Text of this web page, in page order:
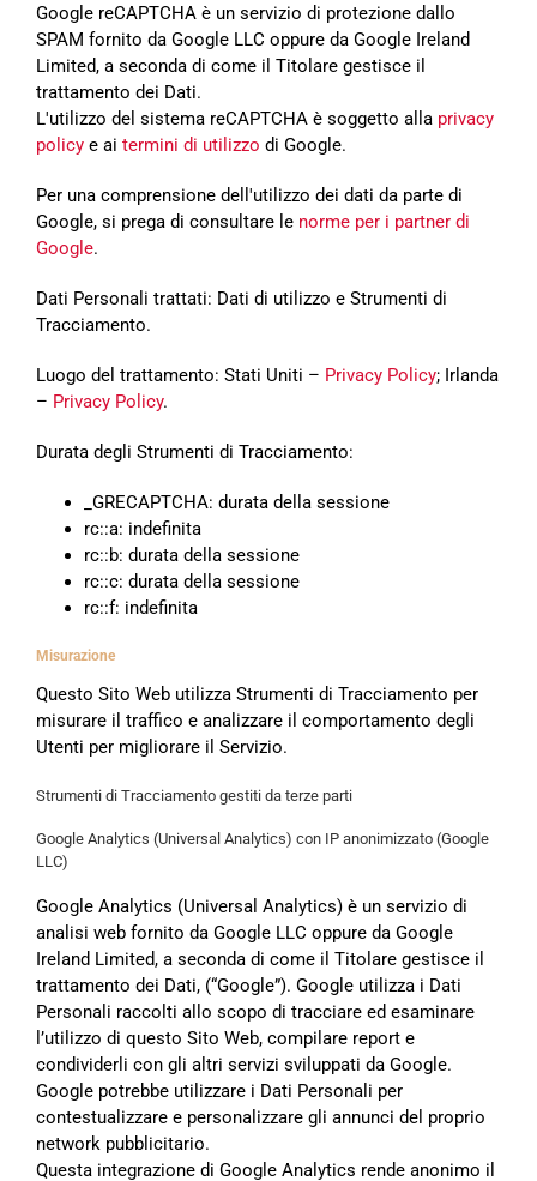
Google reCAPTCHA è un servizio di protezione dallo
SPAM fornito da Google LLC oppure da Google Ireland
Limited, a seconda di come il Titolare gestisce il
trattamento dei Dati.
L'utilizzo del sistema reCAPTCHA è soggetto alla privacy
policy e ai termini di utilizzo di Google.
Per una comprensione dell'utilizzo dei dati da parte di
Google, si prega di consultare le norme per i partner di
Google.
Dati Personali trattati: Dati di utilizzo e Strumenti di
Tracciamento.
Luogo del trattamento: Stati Uniti – Privacy Policy; Irlanda
– Privacy Policy.
Durata degli Strumenti di Tracciamento:
_GRECAPTCHA: durata della sessione
rc::a: indefinita
rc::b: durata della sessione
rc::c: durata della sessione
rc::f: indefinita
Misurazione
Questo Sito Web utilizza Strumenti di Tracciamento per
misurare il traffico e analizzare il comportamento degli
Utenti per migliorare il Servizio.
Strumenti di Tracciamento gestiti da terze parti
Google Analytics (Universal Analytics) con IP anonimizzato (Google
LLC)
Google Analytics (Universal Analytics) è un servizio di
analisi web fornito da Google LLC oppure da Google
Ireland Limited, a seconda di come il Titolare gestisce il
trattamento dei Dati, (“Google”). Google utilizza i Dati
Personali raccolti allo scopo di tracciare ed esaminare
l’utilizzo di questo Sito Web, compilare report e
condividerli con gli altri servizi sviluppati da Google.
Google potrebbe utilizzare i Dati Personali per
contestualizzare e personalizzare gli annunci del proprio
network pubblicitario.
Questa integrazione di Google Analytics rende anonimo il